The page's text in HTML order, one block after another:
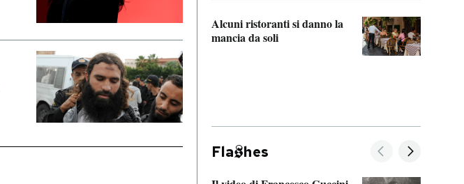
Alcuni ristoranti si danno la
mancia da soli
Fla hes